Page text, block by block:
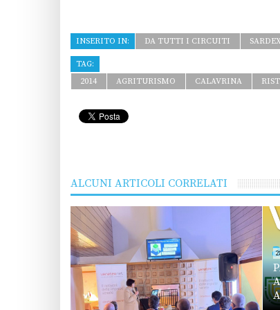
INSERITO IN: DA TUTTI I CIRCUITI
TAG:
2014
AGRITURISMO CALAVRINA
ALCUNI ARTICOLI CORRELATI